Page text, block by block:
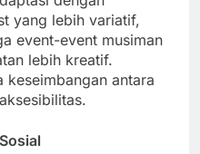
yang lebih variatif,
event-event musiman
lebih kreatif.
keseimbangan antara